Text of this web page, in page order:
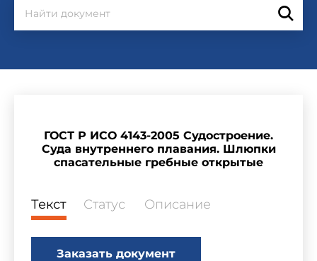
ГОСТ Р ИСО 4143-2005 Судостроение.
Суда внутреннего плавания. Шлюпки
спасательные гребные открытые
Текст Статус Описание
Заказать документ